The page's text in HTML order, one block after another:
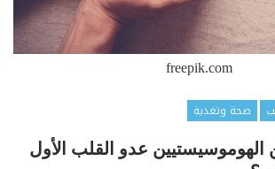
freepik.com
صحة وتغذية
عدو القلب الأول